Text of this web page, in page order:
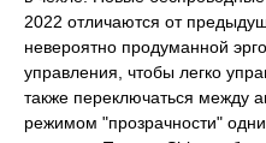
2022 отличаются от
невероятно продуманной
управления, чтобы легко
также переключаться между
режимом "прозрачности"